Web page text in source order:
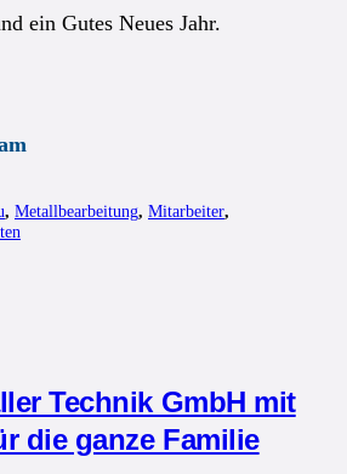
ein Gutes Neues Jahr.
, Metallbearbeitung, Mitarbeiter,
Technik GmbH mit
die ganze Familie